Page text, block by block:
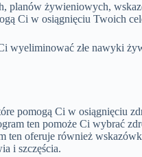
planów żywieniowych,
Ci w osiągnięciu Twoich
wyeliminować złe nawyki
pomogą Ci w osiągnięciu
ten pomoże Ci wybrać
oferuje również
i szczęścia.